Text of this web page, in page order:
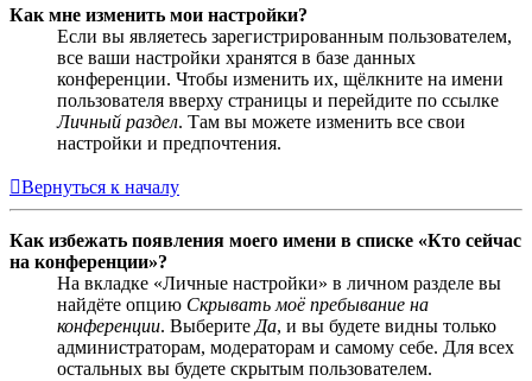
Как мне изменить мои настройки?
Если вы являетесь зарегистрированным пользователем,
все ваши настройки хранятся в базе данных
конференции. Чтобы изменить их, щёлкните на имени
пользователя вверху страницы и перейдите по ссылке
Личный раздел. Там вы можете изменить все свои
настройки и предпочтения.
Вернуться к началу
Как избежать появления моего имени в списке «Кто сейчас
на конференции»?
На вкладке «Личные настройки» в личном разделе вы
найдёте опцию Скрывать моё пребывание на
конференции. Выберите Да, и вы будете видны только
администраторам, модераторам и самому себе. Для всех
остальных вы будете скрытым пользователем.